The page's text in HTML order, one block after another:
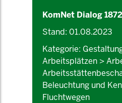
KomNet Dialog
Stand: 01.08.2023
Kategorie:
Arbeitsplätzen >
Beleuchtung und
Fluchtwegen